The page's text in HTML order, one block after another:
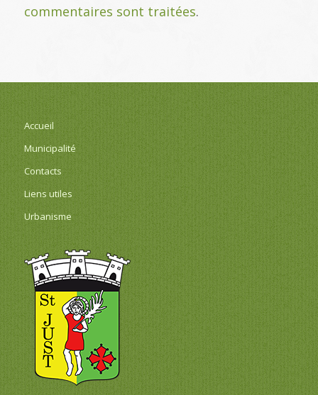
commentaires sont traitées.
Accueil
Municipalité
Contacts
Liens utiles
Urbanisme